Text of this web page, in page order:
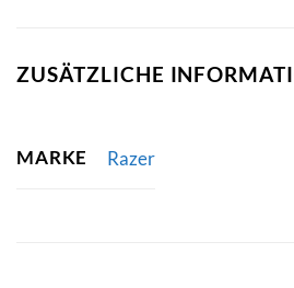
ZUSÄTZLICHE
MARKE Razer